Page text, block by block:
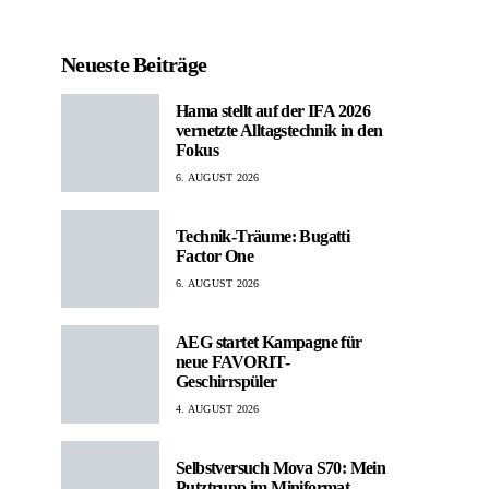
Neueste Beiträge
Hama stellt auf der IFA 2026
vernetzte Alltagstechnik in den
Fokus
6. AUGUST 2026
Technik-Träume: Bugatti
Factor One
6. AUGUST 2026
AEG startet Kampagne für
neue FAVORIT-
Geschirrspüler
4. AUGUST 2026
Selbstversuch Mova S70: Mein